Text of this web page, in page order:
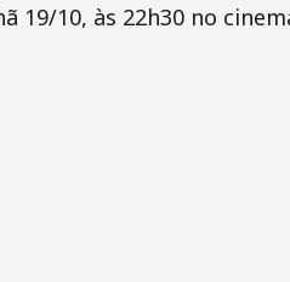
19/10, às 22h30 no